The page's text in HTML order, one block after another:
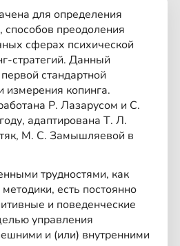
для определения
преодоления
сферах психической
стратегий. Данный
стандартной
измерения копинга.
Р. Лазарусом и С.
адаптирована Т. Л.
М. С. Замышляевой в
трудностями, как
есть постоянно
и поведенческие
управления
и (или) внутренними